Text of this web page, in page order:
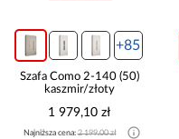
+85
Szafa Como 2-140 (50)
kaszmir/złoty
1 979,10 zł
Najniższa cena:2 199,00 zł